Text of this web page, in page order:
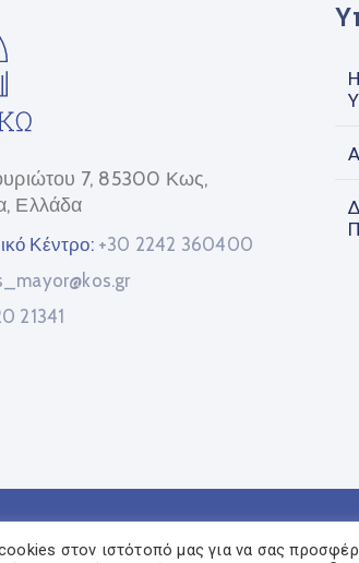
7, 85300 Κως,
Ελλάδα
Κέντρο: +30 2242 360400
21341
στον ιστότοπό μας για να σας